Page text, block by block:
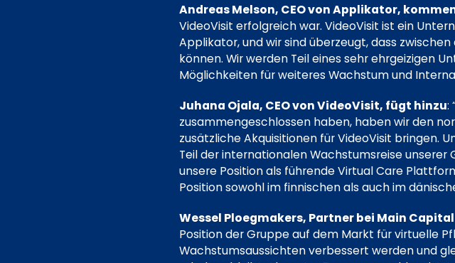
Andreas Melson, CEO von Applikator,
VideoVisit erfolgreich war. VideoVisit ist ein
Applikator, und wir sind überzeugt, dass
können. Wir werden Teil eines sehr ehrgeizigen
Möglichkeiten für weiteres Wachstum und
Juhana Ojala, CEO von VideoVisit, fügt hinzu:
zusammengeschlossen haben, haben wir den
zusätzliche Akquisitionen für VideoVisit bringen.
Teil der internationalen Wachstumsreise
unsere Position als führende Virtual Care
Position sowohl im finnischen als auch im
Wessel Ploegmakers, Partner bei Main
Position der Gruppe auf dem Markt für virtuelle
Wachstumsaussichten verbessert werden und